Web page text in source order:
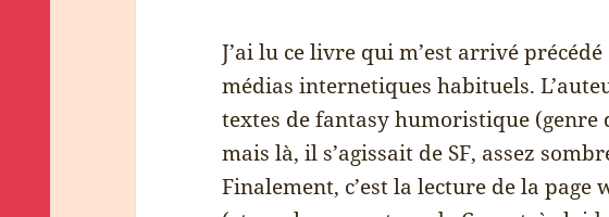
J’ai lu ce livre qui m’est arrivé
médias internetiques habituels.
textes de fantasy humoristique (genre
mais là, il s’agissait de SF, assez
Finalement, c’est la lecture de la page